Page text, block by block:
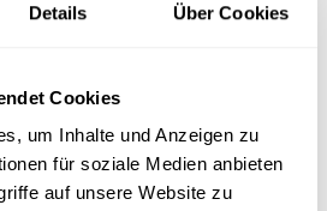
Details Über Cookies
Cookies
um Inhalte und Anzeigen zu
für soziale Medien anbieten
auf unsere Website zu
Umgang
auf dich zutreffen und du
Berufsfeld
wir uns darauf, deine